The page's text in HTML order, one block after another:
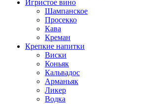
Игристое вино
Шампанское
Просекко
Кава
Креман
Крепкие напитки
Виски
Коньяк
Кальвадос
Арманьяк
Ликер
Водка